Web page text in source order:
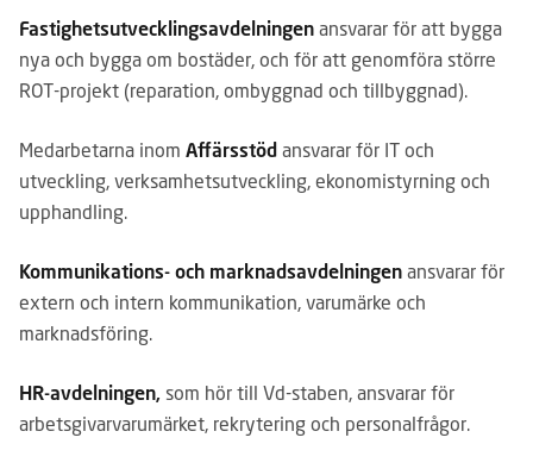
Fastighetsutvecklingsavdelningen ansvarar för att bygga
nya och bygga om bostäder, och för att genomföra större
ROT-projekt (reparation, ombyggnad och tillbyggnad).
Medarbetarna inom Affärsstöd ansvarar för IT och
utveckling, verksamhetsutveckling, ekonomistyrning och
upphandling.
Kommunikations- och marknadsavdelningen ansvarar för
extern och intern kommunikation, varumärke och
marknadsföring.
HR-avdelningen, som hör till Vd-staben, ansvarar för
arbetsgivarvarumärket, rekrytering och personalfrågor.